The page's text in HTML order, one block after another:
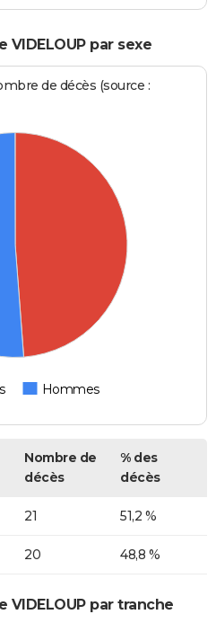
par sexe
de décès (source :
Hommes
Nombre de
décès
% des
décès
21 51,2 %
20 48,8 %
par tranche